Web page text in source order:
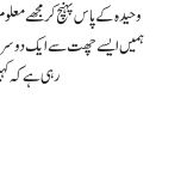
وحیدہ کے پاس پہنچ کر مجھے
ہمیں ایسے چھت سے ایک دوسرے
رہی ہے کہ